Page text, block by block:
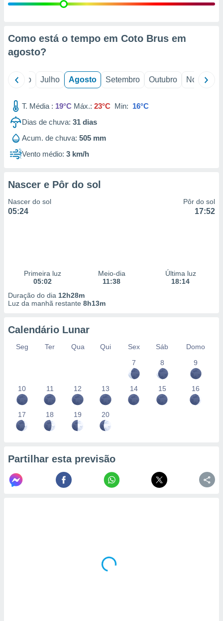
estudos
de
1199
Como está o tempo em Coto Brus em
agosto?
Junho Julho Agosto Setembro Outubro Novembro
T. Média : 19°C Máx.: 23°C Min: 16°C
Dias de chuva: 31 dias
Acum. de chuva: 505 mm
Vento médio: 3 km/h
Nascer e Pôr do sol
Nascer do sol
05:24
Pôr do sol
17:52
Primeira luz
05:02
Meio-dia
11:38
Última luz
18:14
Duração do dia 12h28m
Luz da manhã restante 8h13m
Calendário Lunar
Seg Ter Qua Qui Sex Sáb
Domo
7
8 9
10 11 12 13 14 15 16
17 18 19 20
Partilhar esta previsão